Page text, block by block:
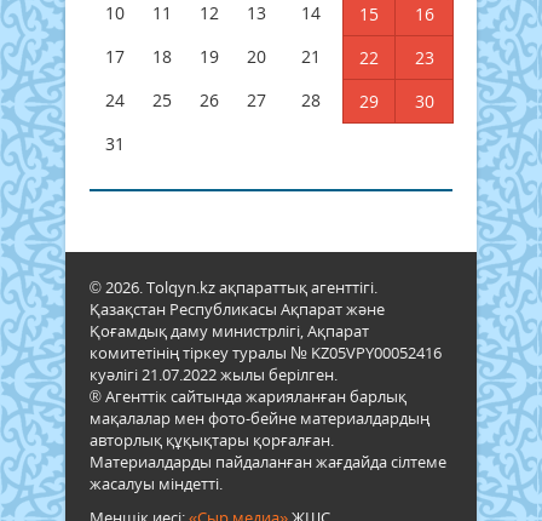
10
11 12 13 14 15
16
17
18 19 20 21 22
23
24
25 26 27 28 29
30
31
© 2026. Tolqyn.kz ақпараттық агенттігі.
Қазақстан Республикасы Ақпарат және
Қоғамдық даму министрлігі, Ақпарат
комитетінің тіркеу туралы № KZ05VPY00052416
куәлігі 21.07.2022 жылы берілген.
® Агенттік сайтында жарияланған барлық
мақалалар мен фото-бейне материалдардың
авторлық құқықтары қорғалған.
Материалдарды пайдаланған жағдайда сілтеме
жасалуы міндетті.